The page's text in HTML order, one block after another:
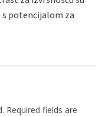
potencijalom za
Required fields are